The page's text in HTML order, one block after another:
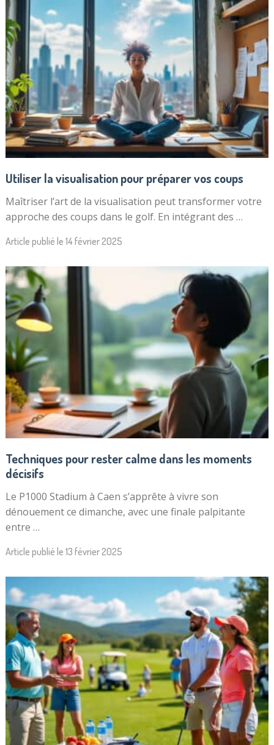
Utiliser la visualisation pour préparer vos coups
Maîtriser l’art de la visualisation peut transformer votre
approche des coups dans le golf. En intégrant des …
Article publié le 14 février 2025
Techniques pour rester calme dans les moments
décisifs
Le P1000 Stadium à Caen s’apprête à vivre son
dénouement ce dimanche, avec une finale palpitante
entre …
Article publié le 13 février 2025